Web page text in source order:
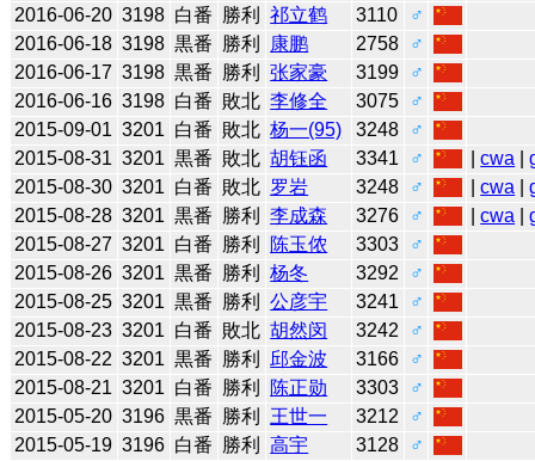
2016-06-20 3198 白番 勝利 祁立鹤 3110
♂
2016-06-18 3198 黒番 勝利 康鹏 2758
♂
2016-06-17 3198 黒番 勝利 张家豪 3199
♂
2016-06-16 3198 白番 敗北 李修全 3075
♂
2015-09-01 3201 白番 敗北 杨一(95) 3248
♂
2015-08-31 3201 黒番 敗北 胡钰函 3341 ♂ |cwa |
2015-08-30 3201 白番 敗北 罗岩 3248 ♂ |cwa |
2015-08-28 3201 黒番 勝利 李成森 3276 ♂ |cwa |
2015-08-27 3201 白番 勝利 陈玉侬 3303
♂
2015-08-26 3201 黒番 勝利 杨冬 3292
♂
2015-08-25 3201 黒番 勝利 公彦宇 3241
♂
2015-08-23 3201 白番 敗北 胡然闵 3242
♂
2015-08-22 3201 黒番 勝利 邱金波 3166
♂
2015-08-21 3201 白番 勝利 陈正勋 3303
♂
2015-05-20 3196 黒番 勝利 王世一 3212
♂
2015-05-19 3196 白番 勝利 高宇 3128
♂